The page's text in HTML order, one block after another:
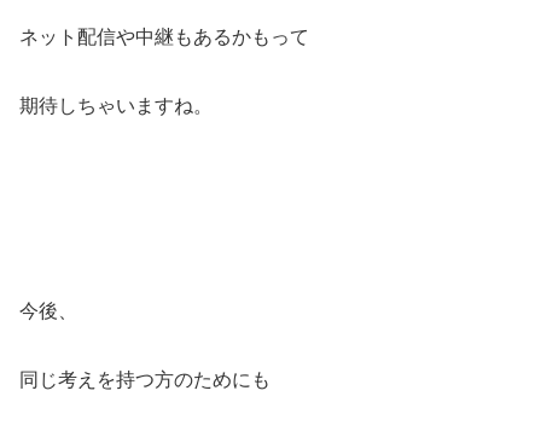
ネット配信や中継もあるかもって
期待しちゃいますね。
今後、
同じ考えを持つ方のためにも